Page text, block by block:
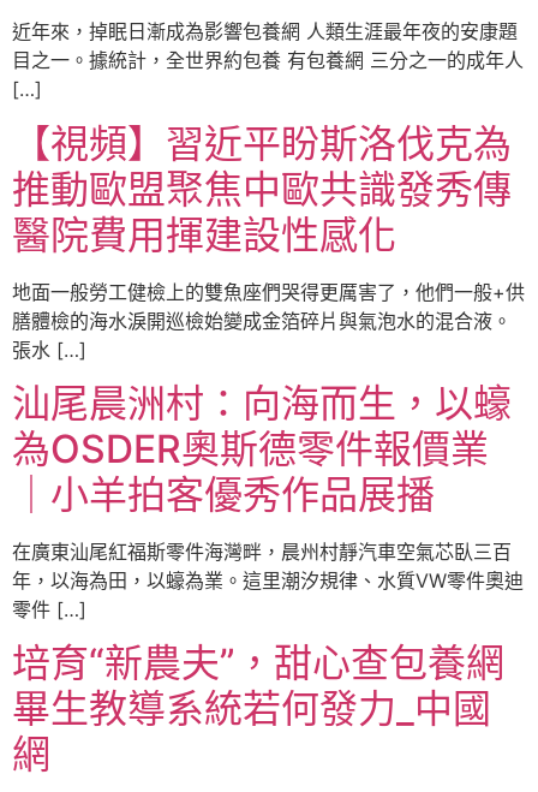
近年來，掉眠日漸成為影響包養網 人類生涯最年夜的安康題
目之一。據統計，全世界約包養 有包養網 三分之一的成年人
[…]
【視頻】習近平盼斯洛伐克為
推動歐盟聚焦中歐共識發秀傳
醫院費用揮建設性感化
地面一般勞工健檢上的雙魚座們哭得更厲害了，他們一般+供
膳體檢的海水淚開巡檢始變成金箔碎片與氣泡水的混合液。
張水 […]
汕尾晨洲村：向海而生，以蠔
為OSDER奧斯德零件報價業
｜小羊拍客優秀作品展播
在廣東汕尾紅福斯零件海灣畔，晨州村靜汽車空氣芯臥三百
年，以海為田，以蠔為業。這里潮汐規律、水質VW零件奧迪
零件 […]
培育“新農夫”，甜心查包養網
畢生教導系統若何發力_中國
網